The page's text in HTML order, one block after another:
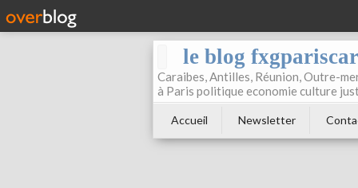
le blog
Caraibes, Antilles, Réunion, Outre-
à Paris politique economie culture
Accueil Newsletter